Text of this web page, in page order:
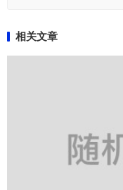
相关文章